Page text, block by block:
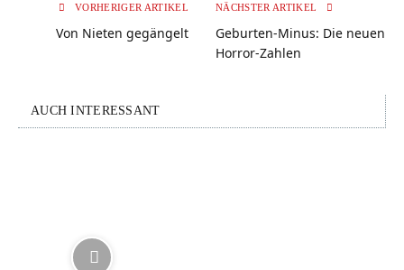
VORHERIGER ARTIKEL
Von Nieten gegängelt
NÄCHSTER ARTIKEL
Geburten-Minus: Die neuen
Horror-Zahlen
AUCH INTERESSANT